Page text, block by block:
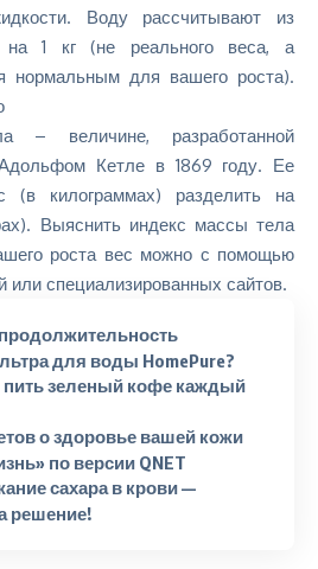
Воду рассчитывают из
1 кг (не реального веса, а
нормальным для вашего роста).
– величине, разработанной
Кетле в 1869 году. Ее
килограммах) разделить на
Выяснить индекс массы тела
роста вес можно с помощью
или специализированных сайтов.
для воды HomePure?
пить зеленый кофе каждый
о здоровье вашей кожи
по версии QNET
сахара в крови —
решение!